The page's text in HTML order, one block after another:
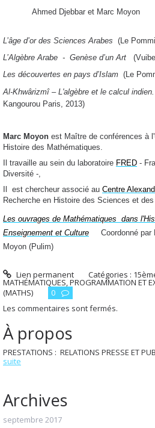
À propos
PRESTATIONS : RELATIONS PRESSE ET
suite
Archives
septembre 2017
Ahmed Djebbar et Marc Moyon
L’âge d’or des Sciences Arabes (Le
L’Algèbre Arabe - Genèse d’un Art (
Les découvertes en pays d’Islam (Le
Al-Khwârizmî – L'algèbre et le calcul indien.
Kangourou Paris, 2013)
Marc Moyon est Maître de conférences à
Histoire des Mathématiques.
Il travaille au sein du laboratoire FRED -
Diversité -,
est chercheur associé au Centre
Recherche en Histoire des Sciences et
Les ouvrages de Mathématiques dans
Enseignement et Culture
Coordonné
Moyon (Pulim)
Lien permanent Catégories :
MATHÉMATIQUES,PROGRAMMATION ET
(MATHS)
0
Les commentaires sont fermés.